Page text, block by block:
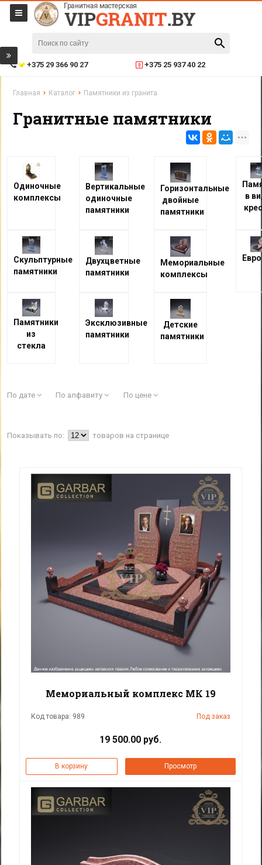
+375 29 366 90 27 +375 25 937 40 22
Главная Каталог Памятники из гранита
Гранитные памятники
Одиночные
комплексы
Вертикальные
одиночные
памятники
Горизонтальные
двойные
памятники
в
Скульптурные
памятники
Двухцветные
памятники
Мемориальные
комплексы
Памятники
из
стекла
Эксклюзивные
памятники
Детские
памятники
По дате По алфавиту По цене
Показывать по: товаров на странице
Мемориальный комплекс МК 19
Код товара: 989 Под заказ
19 500.00 руб.
В корзину Просмотр